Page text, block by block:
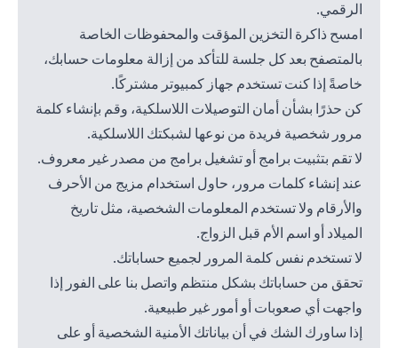
الرقمي.
امسح ذاكرة التخزين المؤقت والمحفوظات الخاصة
بالمتصفح بعد كل جلسة للتأكد من إزالة معلومات حسابك،
خاصةً إذا كنت تستخدم جهاز كمبيوتر مشتركًا.
كن حذرًا بشأن أمان التوصيلات اللاسلكية، وقم بإنشاء كلمة
مرور شخصية فريدة من نوعها لشبكتك اللاسلكية.
لا تقم بتثبيت برامج أو تشغيل برامج من مصدر غير معروف.
عند إنشاء كلمات مرور، حاول استخدام مزيج من الأحرف
والأرقام ولا تستخدم المعلومات الشخصية، مثل تاريخ
الميلاد أو اسم الأم قبل الزواج.
لا تستخدم نفس كلمة المرور لجميع حساباتك.
تحقق من حساباتك بشكل منتظم واتصل بنا على الفور إذا
واجهت أي صعوبات أو أمور غير طبيعية.
إذا ساورك الشك في أن بياناتك الأمنية الشخصية أو على